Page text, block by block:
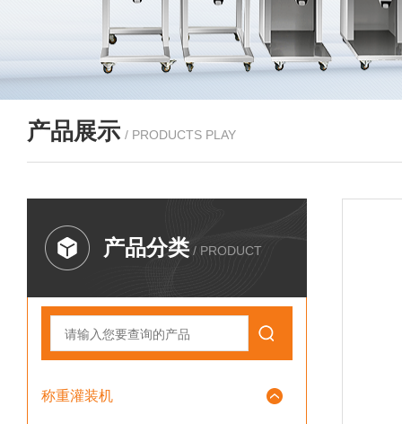
产品展示 / PRODUCTS PLAY
产品分类 / PRODUCT
称重灌装机